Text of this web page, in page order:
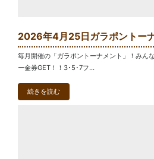
2026年4月25日ガラポントー
毎月開催の「ガラポントーナメント」！みん
ー金券GET！！3･5･7フ...
続きを読む